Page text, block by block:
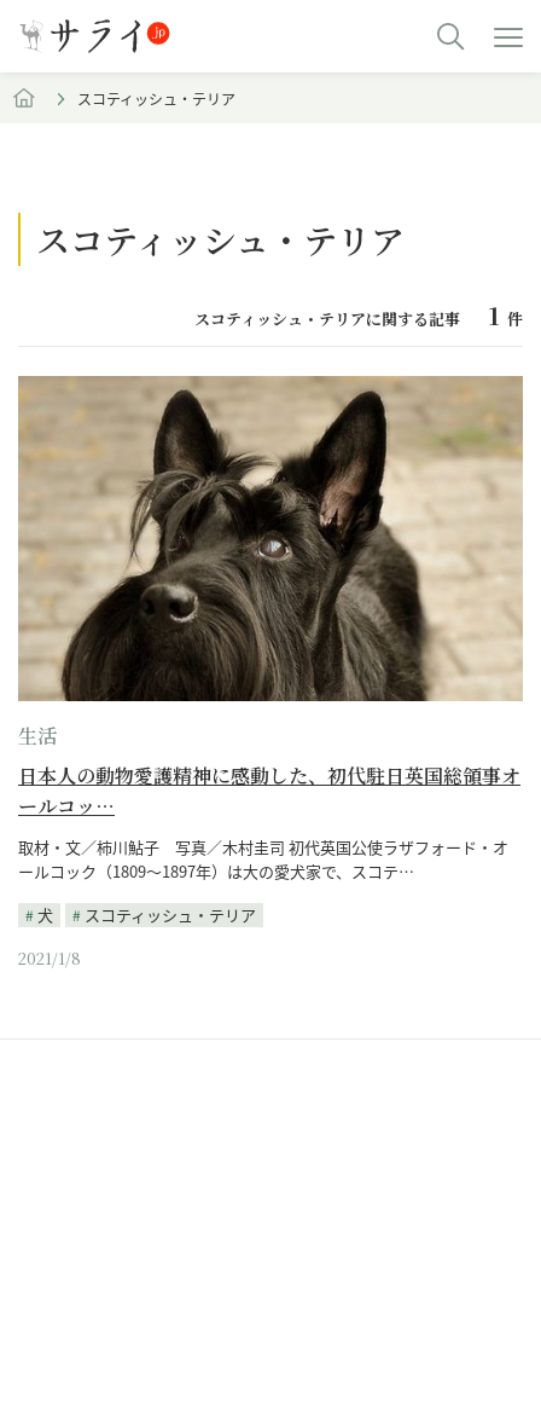
スコティッシュ・テリア
スコティッシュ・テリア
スコティッシュ・テリアに関する記事 1 件
生活
日本人の動物愛護精神に感動した、初代駐日英国総領事オ
ールコッ…
取材・文／柿川鮎子 写真／木村圭司 初代英国公使ラザフォード・オ
ールコック（1809～1897年）は大の愛犬家で、スコテ…
犬
スコティッシュ・テリア
2021/1/8